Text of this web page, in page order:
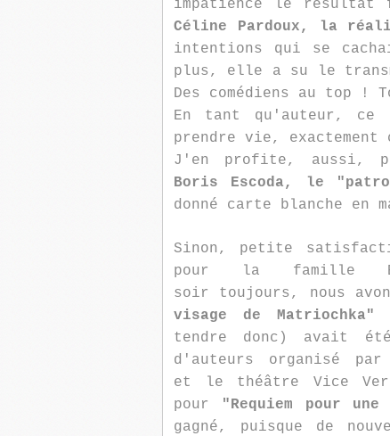
impatience le résultat
Céline Pardoux, la
intentions qui se
plus, elle a su le
Des comédiens au top !
En tant qu'auteur, ce
prendre vie, exactement
J'en profite, aussi,
Boris Escoda, le
donné carte blanche en
Sinon, petite
pour la famille
soir toujours, nous
visage de Matriochka"
tendre donc) avait
d'auteurs organisé
et le théâtre Vice
pour
"Requiem pour une
gagné, puisque de